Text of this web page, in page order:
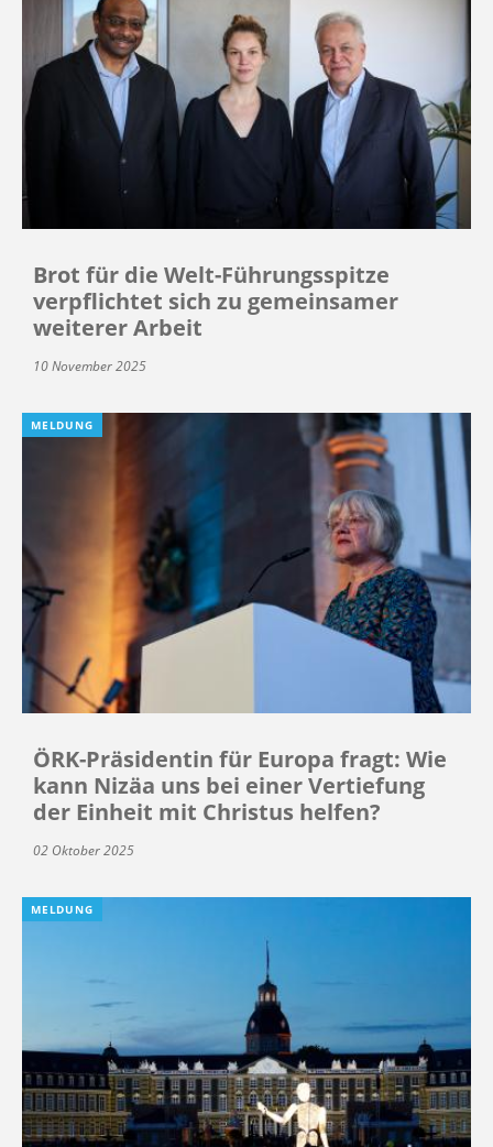
Brot für die Welt-Führungsspitze
verpflichtet sich zu gemeinsamer
weiterer Arbeit
10 November 2025
MELDUNG
ÖRK-Präsidentin für Europa fragt: Wie
kann Nizäa uns bei einer Vertiefung
der Einheit mit Christus helfen?
02 Oktober 2025
MELDUNG